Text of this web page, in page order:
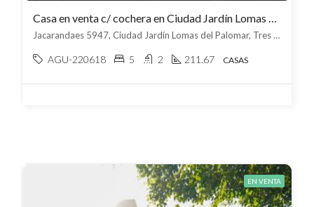
Casa en venta c/ cochera en Ciudad Jardín Lomas del Palomar
Jacarandaes 5947, Ciudad Jardín Lomas del Palomar, Tres de febrero
AGU-220618 5 2 211.67 CASAS
EN VENTA